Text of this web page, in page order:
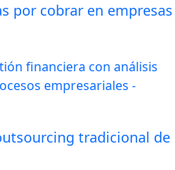
por cobrar en empresas
tradicional de